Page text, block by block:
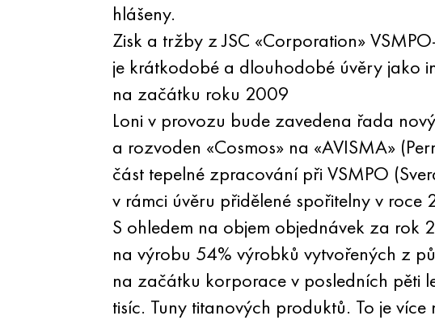
hlášeny.
Zisk a tržby z JSC «Corporation»
je krátkodobé a dlouhodobé úvěry jako
na začátku roku 2009
Loni v provozu bude zavedena řada
a rozvoden «Cosmos» na «AVISMA»
část tepelné zpracování při VSMPO
v rámci úvěru přidělené spořitelny v roce
S ohledem na objem objednávek za rok
na výrobu 54% výrobků vytvořených z
na začátku korporace v posledních pěti
tisíc. Tuny titanových produktů. To je